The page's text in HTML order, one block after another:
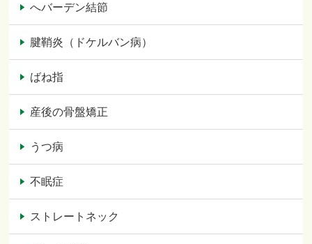
へバーデン結節
腱鞘炎（ドケルバン病）
ばね指
産後の骨盤矯正
うつ病
不眠症
ストレートネック